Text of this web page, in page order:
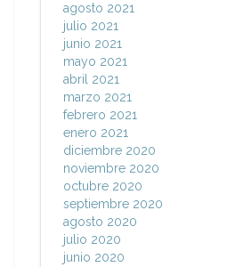
agosto 2021
julio 2021
junio 2021
mayo 2021
abril 2021
marzo 2021
febrero 2021
enero 2021
diciembre 2020
noviembre 2020
octubre 2020
septiembre 2020
agosto 2020
julio 2020
junio 2020